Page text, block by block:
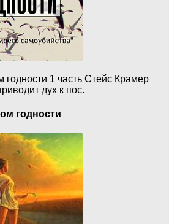
1 часть Стейс Крамер
дух к пос.
годности